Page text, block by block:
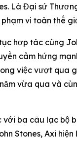
Là Đại sứ
vi toàn thế
hợp tác cùng
cảm hứng
việc vượt qua
vừa qua và
ba câu lạc bộ
Stones, Axi